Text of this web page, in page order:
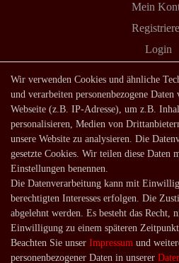
Mein
Login
Shop
Versandarten
Service
Kontakt
Häufige
Über uns
Wir verwenden Cookies und ähnliche
und verarbeiten personenbezogene
Webseite (z.B. IP-Adresse), um z.B.
personalisieren, Medien von
unsere Website zu analysieren. Die
gesetzte Cookies. Wir teilen diese
Einstellungen benennen.
Die Datenverarbeitung kann mit
berechtigten Interesses erfolgen. Die
abgelehnt werden. Es besteht das
Einwilligung zu einem späteren
Beachten Sie unser Impressum und
personenbezogener Daten in unserer